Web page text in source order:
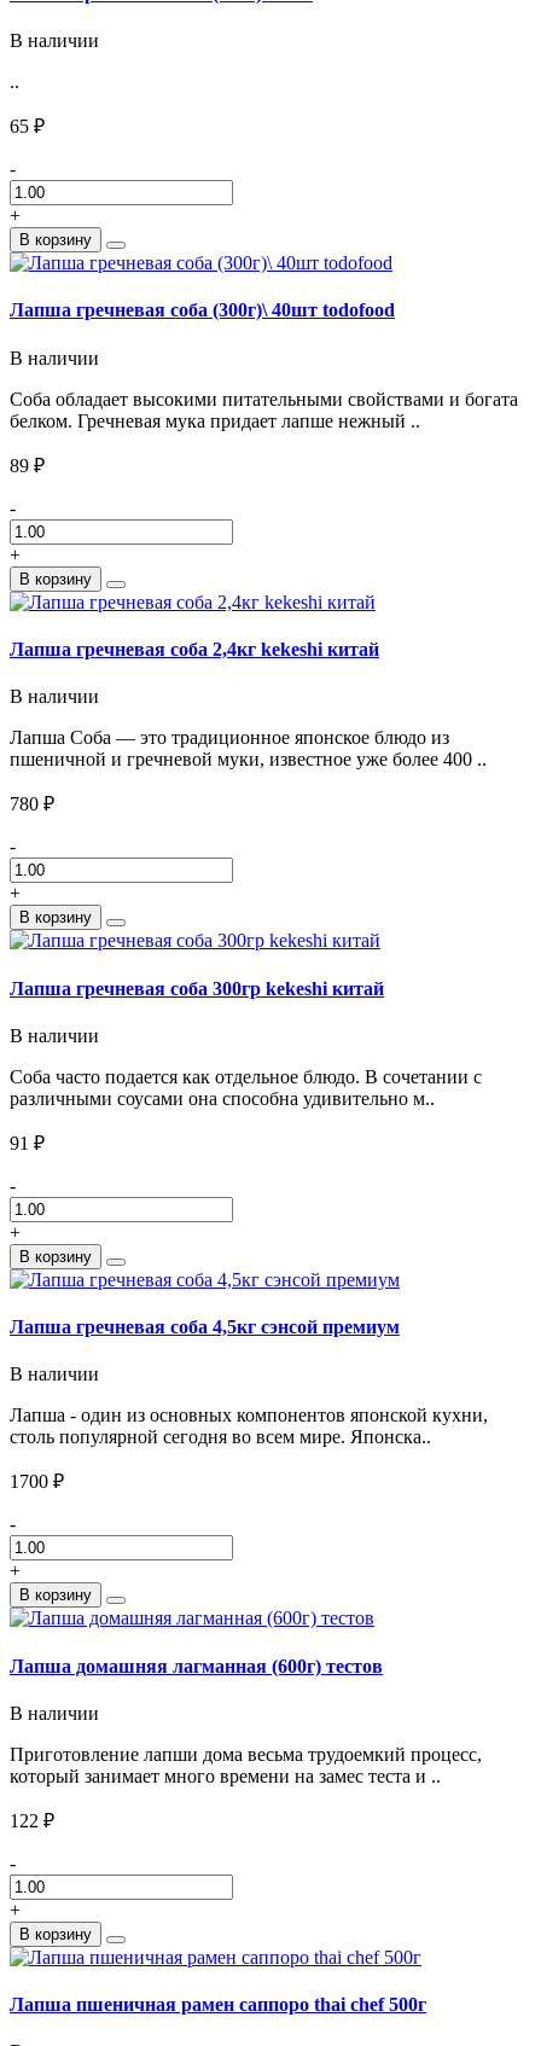
В наличии
..
65 ₽
-
+
В корзину
Лапша гречневая соба (300г)\ 40шт todofood
В наличии
Соба обладает высокими питательными свойствами и богата
белком. Гречневая мука придает лапше нежный ..
89 ₽
-
+
В корзину
Лапша гречневая соба 2,4кг kekeshi китай
В наличии
Лапша Соба — это традиционное японское блюдо из
пшеничной и гречневой муки, известное уже более 400 ..
780 ₽
-
+
В корзину
Лапша гречневая соба 300гр kekeshi китай
В наличии
Соба часто подается как отдельное блюдо. В сочетании с
различными соусами она способна удивительно м..
91 ₽
-
+
В корзину
Лапша гречневая соба 4,5кг сэнсой премиум
В наличии
Лапша - один из основных компонентов японской кухни,
столь популярной сегодня во всем мире. Японска..
1700 ₽
-
+
В корзину
Лапша домашняя лагманная (600г) тестов
В наличии
Приготовление лапши дома весьма трудоемкий процесс,
который занимает много времени на замес теста и ..
122 ₽
-
+
В корзину
Лапша пшеничная рамен саппоро thai chef 500г